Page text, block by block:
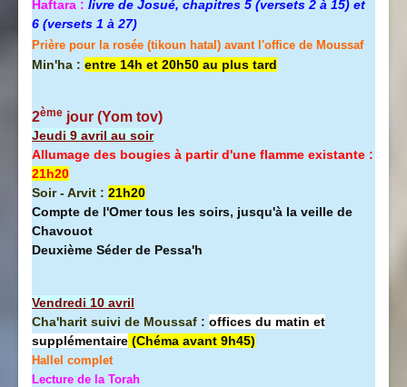
Haftara : livre de Josué, chapitres 5 (versets 2 à 15) et
6 (versets 1 à 27)
Prière pour la rosée (tikoun hatal) avant l'office de Moussaf
Min'ha : entre 14h et 20h50 au plus tard
2ème jour (Yom tov)
Jeudi 9 avril au soir
Allumage des bougies à partir d'une flamme existante :
21h20
Soir - Arvit : 21h20
Compte de l'Omer tous les soirs, jusqu'à la veille de
Chavouot
Deuxième Séder de Pessa'h
Vendredi 10 avril
Cha'harit suivi de Moussaf : offices du matin et
supplémentaire (Chéma avant 9h45)
Hallel complet
Lecture de la Torah